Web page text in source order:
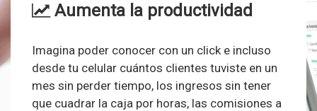
Aumenta la productividad
Imagina poder conocer con un click e incluso
desde tu celular cuántos clientes tuviste en un
mes sin perder tiempo, los ingresos sin tener
que cuadrar la caja por horas, las comisiones a